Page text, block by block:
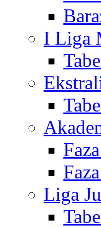
I Liga
Liga